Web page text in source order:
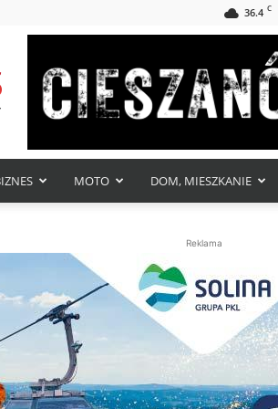
36.4 C
MOTO DOM, MIESZKANIE
Reklama